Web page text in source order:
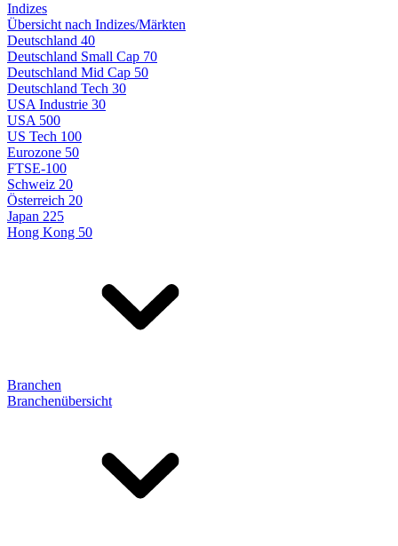
Indizes
Übersicht nach Indizes/Märkten
Deutschland 40
Deutschland Small Cap 70
Deutschland Mid Cap 50
Deutschland Tech 30
USA Industrie 30
USA 500
US Tech 100
Eurozone 50
FTSE-100
Schweiz 20
Österreich 20
Japan 225
Hong Kong 50
Branchen
Branchenübersicht